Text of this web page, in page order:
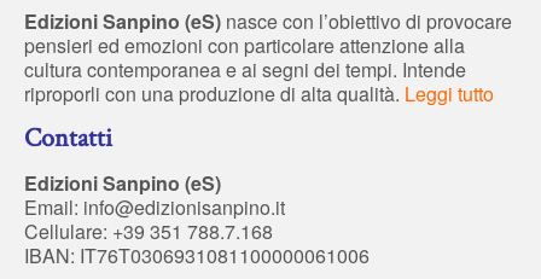
Edizioni Sanpino (eS) nasce con l’obiettivo di provocare
pensieri ed emozioni con particolare attenzione alla
cultura contemporanea e ai segni dei tempi. Intende
riproporli con una produzione di alta qualità. Leggi tutto
Contatti
Edizioni Sanpino (eS)
Email: info@edizionisanpino.it
Cellulare: +39 351 788.7.168
IBAN: IT76T0306931081100000061006